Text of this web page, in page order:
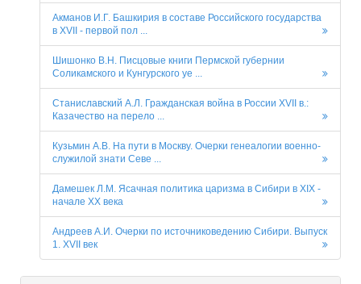
Акманов И.Г. Башкирия в составе Российского государства
в XVII - первой пол ...
Шишонко В.Н. Писцовые книги Пермской губернии
Соликамского и Кунгурского уе ...
Станиславский А.Л. Гражданская война в России XVII в.:
Казачество на перело ...
Кузьмин А.В. На пути в Москву. Очерки генеалогии военно-
служилой знати Севе ...
Дамешек Л.М. Ясачная политика царизма в Сибири в XIX -
начале XX века
Андреев А.И. Очерки по источниковедению Сибири. Выпуск
1. XVII век